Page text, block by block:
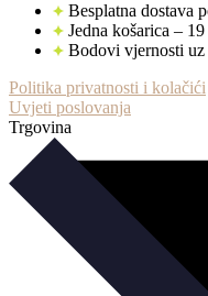
Besplatna dostava
Jedna košarica –
Bodovi vjernosti uz
Politika privatnosti i kolačići
Uvjeti poslovanja
Trgovina